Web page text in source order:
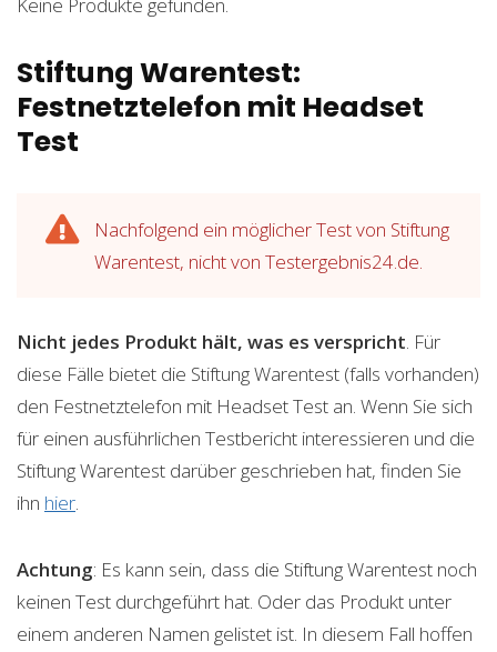
Stiftung Warentest:
Festnetztelefon mit Headset
Test
Nachfolgend ein möglicher Test von Stiftung
Warentest, nicht von Testergebnis24.de.
Nicht jedes Produkt hält, was es verspricht. Für
diese Fälle bietet die Stiftung Warentest (falls vorhanden)
den Festnetztelefon mit Headset Test an. Wenn Sie sich
für einen ausführlichen Testbericht interessieren und die
Stiftung Warentest darüber geschrieben hat, finden Sie
ihn hier.
Achtung: Es kann sein, dass die Stiftung Warentest noch
keinen Test durchgeführt hat. Oder das Produkt unter
einem anderen Namen gelistet ist. In diesem Fall hoffen